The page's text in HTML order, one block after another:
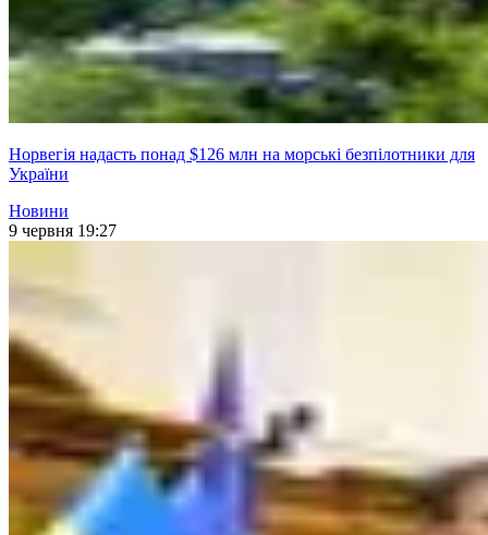
Норвегія надасть понад $126 млн на морські безпілотники для
України
Новини
9 червня 19:27